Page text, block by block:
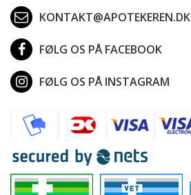
KONTAKT@APOTEKEREN.DK
FØLG OS PÅ FACEBOOK
FØLG OS PÅ INSTAGRAM